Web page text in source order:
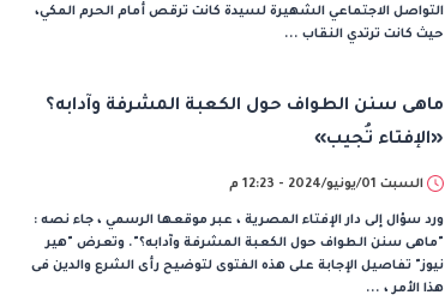
التواصل الاجتماعي الشهيرة لسيدة كانت ترقص أمام الحرم المكي،
حيث كانت ترتدي النقاب ...
ماهى سنن الطواف حول الكعبة المشرفة وآدابه؟
«الإفتاء تُجيب»
السبت 01/يونيو/2024 - 12:23 م
ورد سؤال إلى دار الإفتاء المصرية ، عبر موقعها الرسمي ، جاء نصه :
"ماهى سنن الطواف حول الكعبة المشرفة وآدابه؟". وتعرض "هير
نيوز" تفاصيل الإجابة على هذه الفتوى لتوضيح رأى الشرع والدين فى
هذا الأمر ، ...